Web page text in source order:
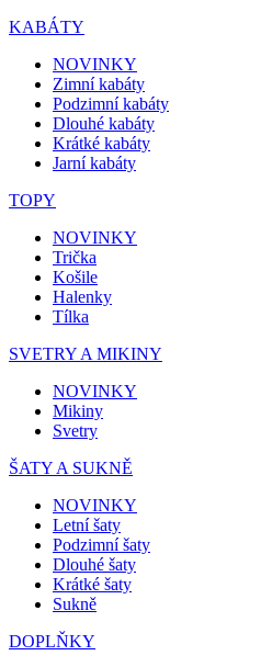
KABÁTY
NOVINKY
Zimní kabáty
Podzimní kabáty
Dlouhé kabáty
Krátké kabáty
Jarní kabáty
TOPY
NOVINKY
Trička
Košile
Halenky
Tílka
SVETRY A MIKINY
NOVINKY
Mikiny
Svetry
ŠATY A SUKNĚ
NOVINKY
Letní šaty
Podzimní šaty
Dlouhé šaty
Krátké šaty
Sukně
DOPLŇKY